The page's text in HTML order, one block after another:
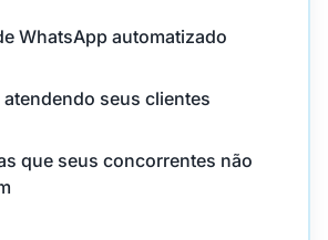
WhatsApp automatizado
seus clientes
que seus concorrentes não